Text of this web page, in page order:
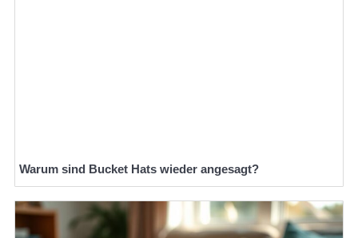
Warum sind Bucket Hats wieder angesagt?